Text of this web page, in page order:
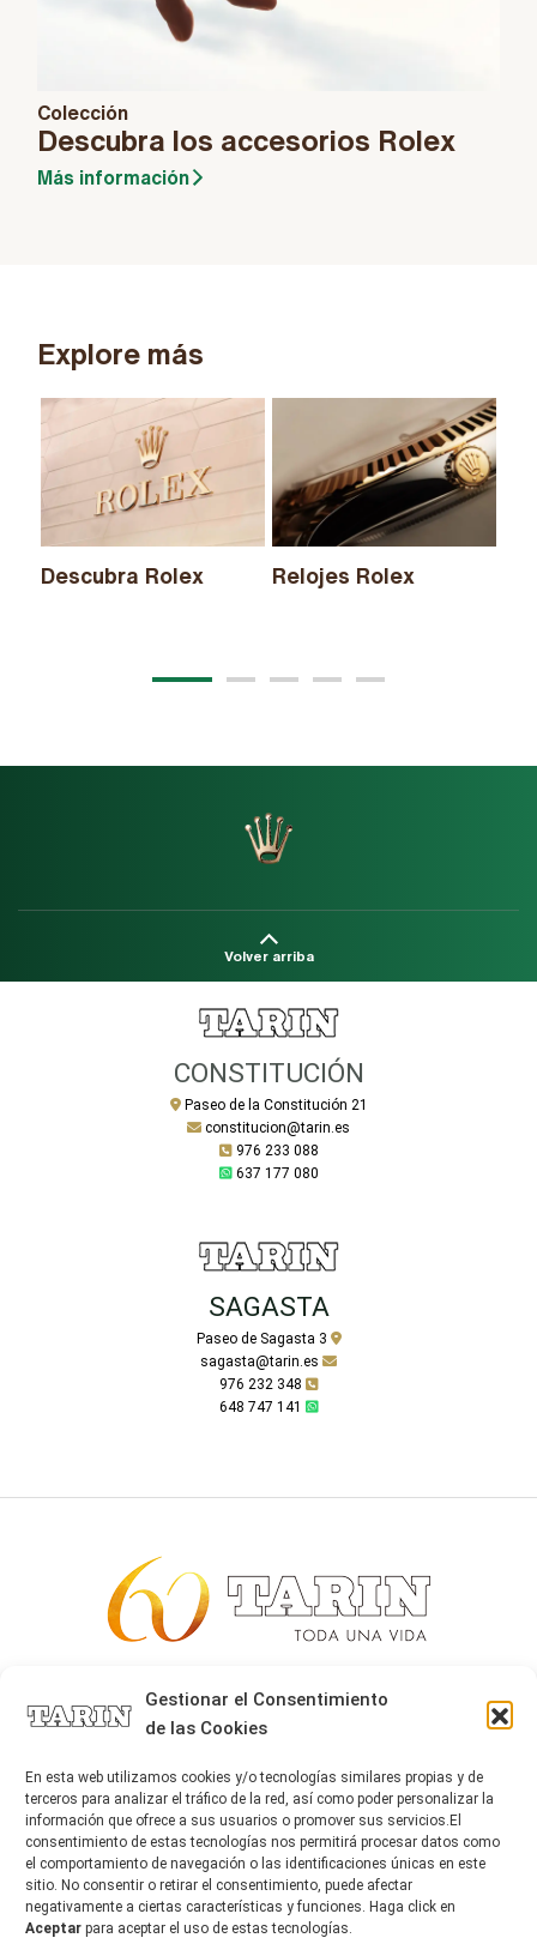
Gestionar el Consentimiento
de las Cookies
En esta web utilizamos cookies y/o tecnologías similares propias y de
terceros para analizar el tráfico de la red, así como poder personalizar la
información que ofrece a sus usuarios o promover sus servicios.El
consentimiento de estas tecnologías nos permitirá procesar datos como
el comportamiento de navegación o las identificaciones únicas en este
sitio. No consentir o retirar el consentimiento, puede afectar
negativamente a ciertas características y funciones. Haga click en
Aceptar para aceptar el uso de estas tecnologías.
Colección
Descubra los accesorios Rolex
Más información
Explore más
Descubra Rolex Relojes Rolex
Volver arriba
CONSTITUCIÓN
Paseo de la Constitución 21
constitucion@tarin.es
976 233 088
637 177 080
SAGASTA
Paseo de Sagasta 3
sagasta@tarin.es
976 232 348
648 747 141
Alta joyería desde 1963
Tarín Magazine
Contacto